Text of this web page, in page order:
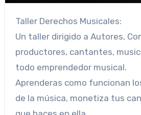
Taller Derechos Musicales:
Un taller dirigido a Autores,
productores, cantantes,
todo emprendedor musical.
Aprenderas como funcionan
de la música, monetiza tus